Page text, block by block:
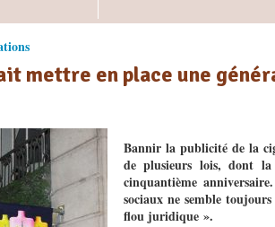
mettre en place une
Bannir la publicité de la
de plusieurs lois, dont
cinquantième
sociaux ne semble
flou juridique ».